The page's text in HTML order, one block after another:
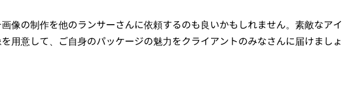
像の制作を他のランサーさんに依頼するのも良いかもしれません。素敵なアイ
用意して、ご自身のパッケージの魅力をクライアントのみなさんに届けましょ